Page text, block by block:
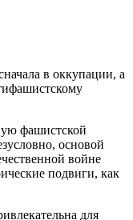
в оккупации, а
фашистской
основой
войне
подвиги, как
для